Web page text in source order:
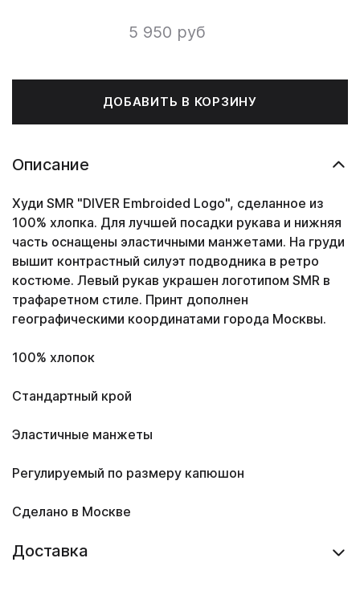
5 950 руб
ДОБАВИТЬ В КОРЗИНУ
Описание
Худи SMR "DIVER Embroided Logo", сделанное из
100% хлопка. Для лучшей посадки рукава и нижняя
часть оснащены эластичными манжетами. На груди
вышит контрастный силуэт подводника в ретро
костюме. Левый рукав украшен логотипом SMR в
трафаретном стиле. Принт дополнен
географическими координатами города Москвы.
100% хлопок
Стандартный крой
Эластичные манжеты
Регулируемый по размеру капюшон
Сделано в Москве
Доставка